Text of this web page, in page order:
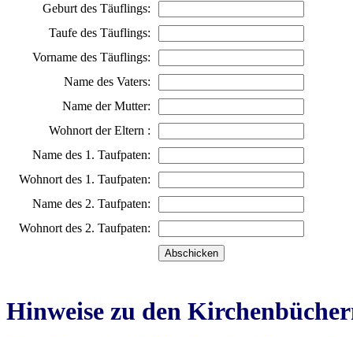
Geburt des Täuflings:
Taufe des Täuflings:
Vorname des Täuflings:
Name des Vaters:
Name der Mutter:
Wohnort der Eltern :
Name des 1. Taufpaten:
Wohnort des 1. Taufpaten:
Name des 2. Taufpaten:
Wohnort des 2. Taufpaten:
Hinweise zu den